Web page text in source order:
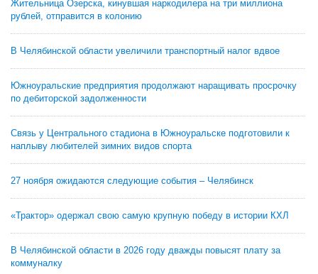
Жительница Озерска, кинувшая наркодилера на три миллиона
рублей, отправится в колонию
В Челябинской области увеличили транспортный налог вдвое
Южноуральские предприятия продолжают наращивать просрочку
по дебиторской задолженности
Связь у Центрального стадиона в Южноуральске подготовили к
наплыву любителей зимних видов спорта
27 ноября ожидаются следующие события – Челябинск
«Трактор» одержал свою самую крупную победу в истории КХЛ
В Челябинской области в 2026 году дважды повысят плату за
коммуналку